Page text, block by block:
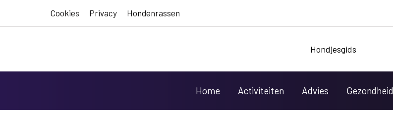
Cookies Privacy Hondenrassen
Hondjesgids
Home Activiteiten Advies Gezondheid